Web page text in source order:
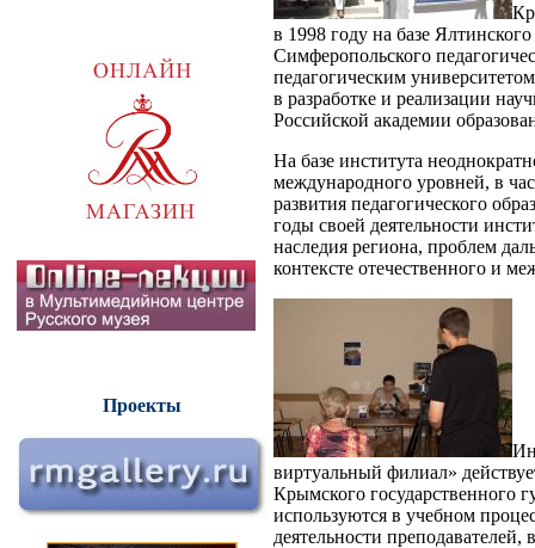
Проекты
в 1998 году на базе
Симферопольского
педагогическим
в разработке и реализации
Российской академии
На базе института
международного уровней, в
развития педагогического
годы своей деятельности
наследия региона, проблем
контексте отечественного и
виртуальный филиал»
Крымского государственного
используются в учебном
деятельности